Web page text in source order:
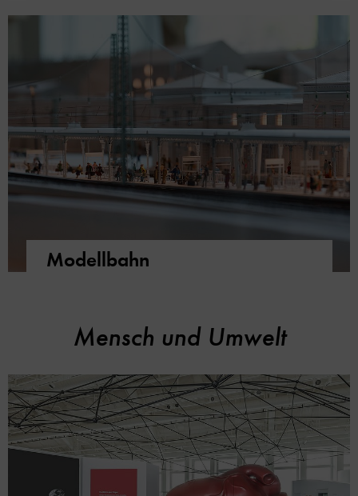
Modellbahn
Mensch und Umwelt